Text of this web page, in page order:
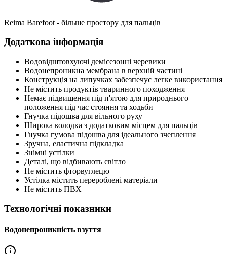
Reima Barefoot - більше простору для пальців
Додаткова інформація
Водовідштовхуючі демісезонні черевики
Водонепроникна мембрана в верхній частині
Конструкція на липучках забезпечує легке використання
Не містить продуктів тваринного походження
Немає підвищення під п'ятою для природнього
положення під час стояння та ходьби
Гнучка підошва для вільного руху
Широка колодка з додатковим місцем для пальців
Гнучка гумова підошва для ідеального зчеплення
Зручна, еластична підкладка
Знімні устілки
Деталі, що відбивають світло
Не містить фторвуглецю
Устілка містить перероблені матеріали
Не містить ПВХ
Технологічні показники
Водонепроникність взуття